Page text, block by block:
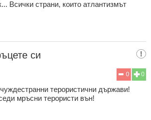
Всички страни, които атлантизмът
си
0
0
терористични държави!
мръсни терористи вън!